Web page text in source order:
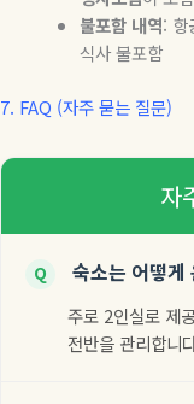
불포함 내역: 항
식사 불포함
7. FAQ (자주묻는 질문)
자
Q 숙소는 어떻게
주로 2인실로 제
전반을 관리합니